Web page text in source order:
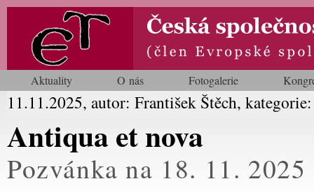
Aktuality O nás Fotogalerie
11.11.2025, autor: František Štěch,
Antiqua et nova
Pozvánka na 18. 11. 2025